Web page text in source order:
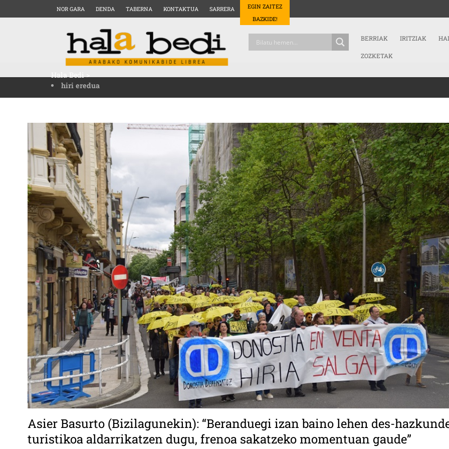
NOR GARA DENDA TABERNA KONTAKTUA SARRERA
EGIN ZAITEZ
BAZKIDE!
BERRIAK IRITZIAK
ZOZKETAK
Hala Bedi>
hiri eredua
Asier Basurto (Bizilagunekin): “Beranduegi izan baino lehen des-
turistikoa aldarrikatzen dugu, frenoa sakatzeko momentuan gaude”